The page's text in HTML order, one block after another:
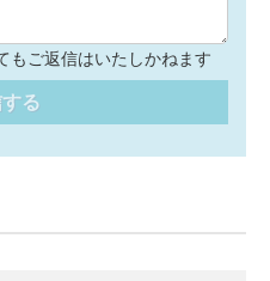
もご返信はいたしかねます
る